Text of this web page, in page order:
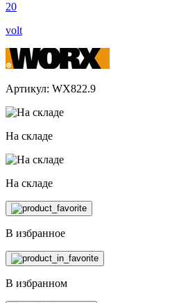
20
volt
Артикул: WX822.9
На складе
На складе
В избранное
В избранном